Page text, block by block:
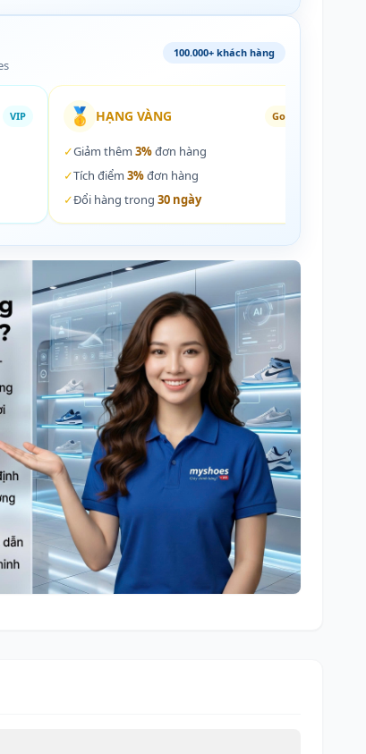
100.000+ khách hàng
VIP 🥇 HẠNG VÀNG Gold
✓Giảm thêm 3%đơn hàng
✓Tích điểm 3%đơn hàng
✓Đổi hàng trong 30 ngày